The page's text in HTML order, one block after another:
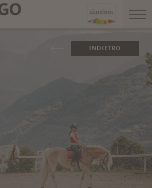
INDIETRO